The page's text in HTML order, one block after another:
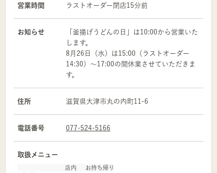
営業時間 ラストオーダー閉店15分前
お知らせ
「釜揚げうどんの日」は10:00から営業いた
します。
8月26日（水）は15:00（ラストオーダー
14:30）～17:00の間休業させていただきま
す。
住所 滋賀県大津市丸の内町11-6
電話番号 077-524-5166
取扱メニュー
店内
お持ち帰り